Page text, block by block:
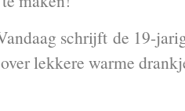
schrijft de 19-
over lekkere warme